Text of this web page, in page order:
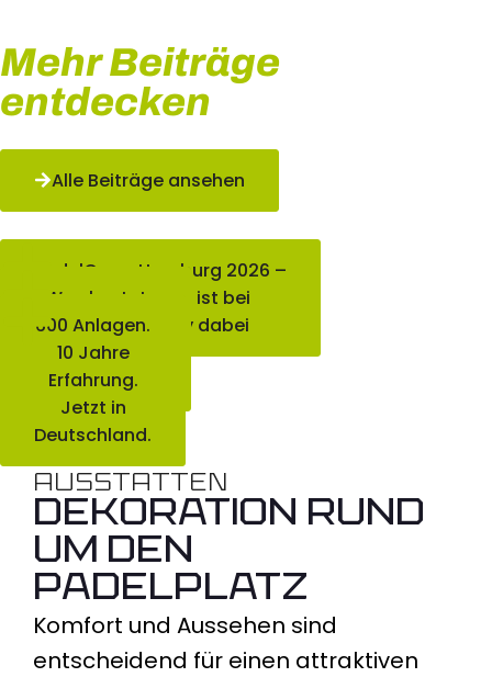
Mehr Beiträge
entdecken
Alle Beiträge ansehen
PadelCopa Hamburg 2026 –
Allesfürpadel ist bei
der Active City dabei
Was kostet
ein
Padelplatz in
Deutschland?
600 Anlagen.
10 Jahre
Erfahrung.
Jetzt in
Deutschland.
AUSSTATTEN
DEKORATION RUND
UM DEN
PADELPLATZ
Komfort und Aussehen sind
entscheidend für einen attraktiven